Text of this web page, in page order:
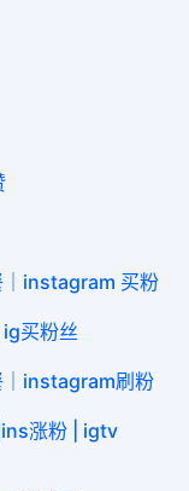
｜instagram 买粉
买粉丝
｜instagram刷粉
涨粉 | igtv